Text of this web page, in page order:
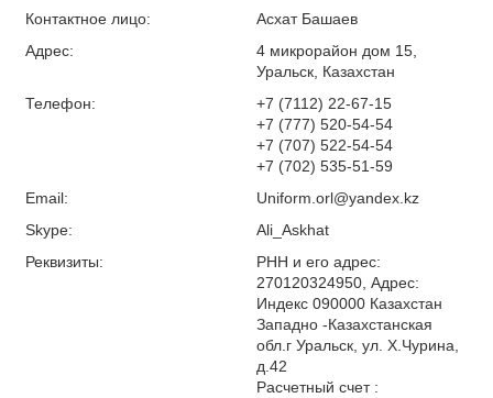
Контактное лицо:
Асхат Башаев
Адрес:
4 микрорайон дом 15,
Уральск, Казахстан
Телефон:
+7 (7112) 22-67-15
+7 (777) 520-54-54
+7 (707) 522-54-54
+7 (702) 535-51-59
Email:
Uniform.orl@yandex.kz
Skype:
Ali_Askhat
Реквизиты:
РНН и его адрес:
270120324950, Адрес:
Индекс 090000 Казахстан
Западно -Казахстанская
обл.г Уральск, ул. Х.Чурина,
д.42
Расчетный счет :